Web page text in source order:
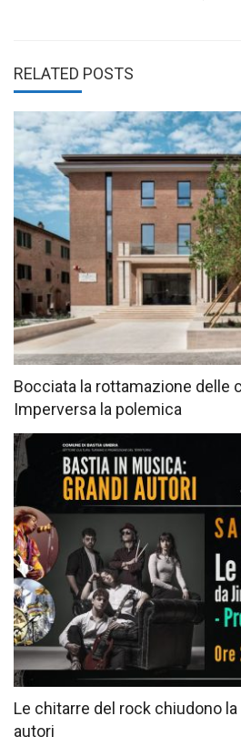
RELATED POSTS
Bocciata la rottamazione delle
Imperversa la polemica
Le chitarre del rock chiudono
autori